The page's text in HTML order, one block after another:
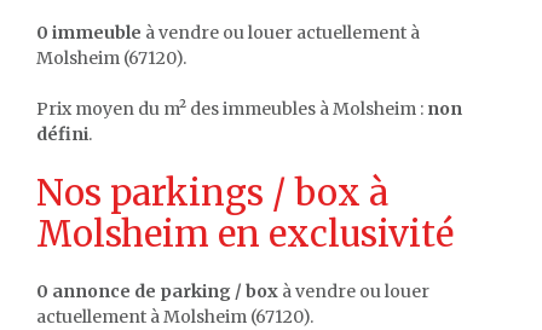
0 immeuble à vendre ou louer actuellement à
Molsheim (67120).
Prix moyen du m² des immeubles à Molsheim : non
défini.
Nos parkings / box à
Molsheim en exclusivité
0 annonce de parking / box à vendre ou louer
actuellement à Molsheim (67120).